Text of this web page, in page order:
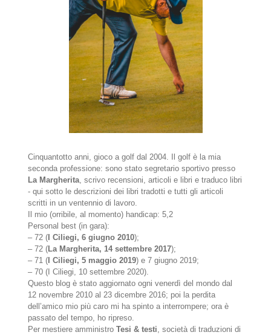
Cinquantotto anni, gioco a golf dal 2004. Il golf è la mia
seconda professione: sono stato segretario sportivo presso
La Margherita, scrivo recensioni, articoli e libri e traduco libri
- qui sotto le descrizioni dei libri tradotti e tutti gli articoli
scritti in un ventennio di lavoro.
Il mio (orribile, al momento) handicap: 5,2
Personal best (in gara):
– 72 ( I Ciliegi, 6 giugno 2010);
– 72 (La Margherita, 14 settembre 2017);
– 71 ( I Ciliegi, 5 maggio 2019) e 7 giugno 2019;
– 70 (I Ciliegi, 10 settembre 2020).
Questo blog è stato aggiornato ogni venerdì del mondo dal
12 novembre 2010 al 23 dicembre 2016; poi la perdita
dell’amico mio più caro mi ha spinto a interrompere; ora è
passato del tempo, ho ripreso.
Per mestiere amministroTesi & testi, società di traduzioni di